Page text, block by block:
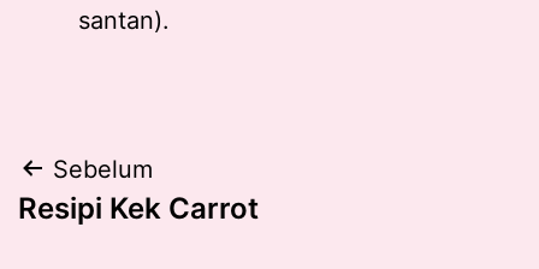
santan).
Post
navigation
Sebelum
Resipi Kek Carrot